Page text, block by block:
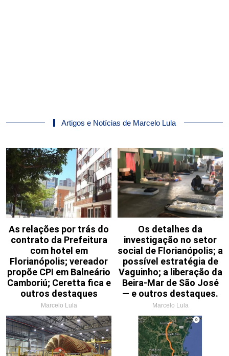
Artigos e Notícias de Marcelo Lula
As relações por trás do
contrato da Prefeitura
com hotel em
Florianópolis; vereador
propõe CPI em Balneário
Camboriú; Ceretta fica e
outros destaques
Marcelo Lula
Os detalhes da
investigação no setor
social de Florianópolis; a
possível estratégia de
Vaguinho; a liberação da
Beira-Mar de São José
— e outros destaques.
Marcelo Lula